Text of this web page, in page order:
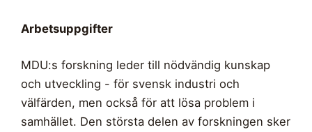
Arbetsuppgifter
MDU:s forskning leder till nödvändig kunskap
och utveckling - för svensk industri och
välfärden, men också för att lösa problem i
samhället. Den största delen av forskningen sker